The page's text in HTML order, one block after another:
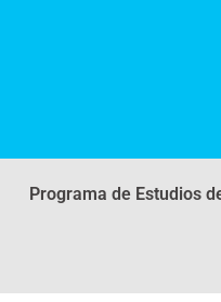
Programa de Estudios